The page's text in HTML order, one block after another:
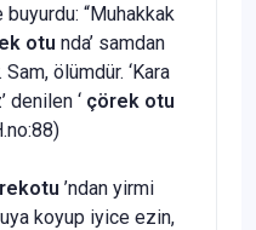
buyurdu: “Muhakkak
otu nda’ samdan
ölümdür. ‘Kara
denilen ‘ çörek otu
’ndan yirmi
koyup iyice ezin,